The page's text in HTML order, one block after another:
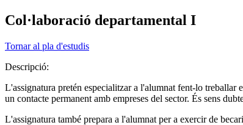
Col·laboració departamental I
Tornar al pla d'estudis
Descripció:
L'assignatura pretén especialitzar a l'alumnat fent-lo
un contacte permanent amb empreses del sector. És sens
L'assignatura també prepara a l'alumnat per a exercir de